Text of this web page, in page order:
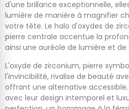
d'une brillance exceptionnelle,
lumière de manière à magnifier
votre tête. Le halo d'oxydes de
pierre centrale accentue la
ainsi une auréole de lumière et de
L'oxyde de zirconium, pierre
l'invincibilité, rivalise de beauté
offrant une alternative accessible.
avec leur design intemporel et